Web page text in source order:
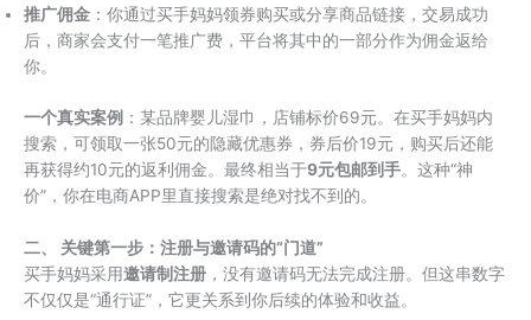
推广佣金 ：你通过买手妈妈领券购买或分享商品链接，交易成功
后，商家会支付一笔推广费，平台将其中的一部分作为佣金返给
你。
一个真实案例 ：某品牌婴儿湿巾，店铺标价69元。在买手妈妈内
搜索，可领取一张50元的隐藏优惠券，券后价19元，购买后还能
再获得约10元的返利佣金。最终相当于9元包邮到手。这种“神
价”，你在电商APP里直接搜索是绝对找不到的。
二、 关键第一步：注册与邀请码的“门道”
买手妈妈采用邀请制注册 ，没有邀请码无法完成注册。但这串数字
不仅仅是“通行证”，它更关系到你后续的体验和收益。